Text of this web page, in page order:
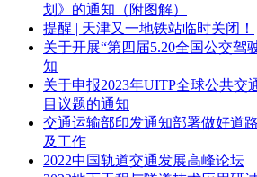
划》的通知（附图解）
提醒 | 天津又一地铁站临时关闭！
关于开展“第四届5.20全国公交驾
知
关于申报2023年UITP全球公共交
目议题的通知
交通运输部印发通知部署做好道
及工作
2022中国轨道交通发展高峰论坛